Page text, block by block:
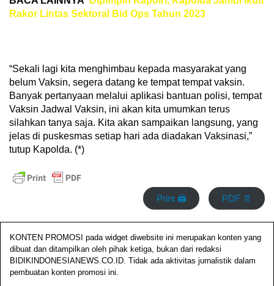
Rakor Lintas Sektoral Bid Ops Tahun 2023
“Sekali lagi kita menghimbau kepada masyarakat yang
belum Vaksin, segera datang ke tempat tempat vaksin.
Banyak pertanyaan melalui aplikasi bantuan polisi, tempat
Vaksin Jadwal Vaksin, ini akan kita umumkan terus
silahkan tanya saja. Kita akan sampaikan langsung, yang
jelas di puskesmas setiap hari ada diadakan Vaksinasi,”
tutup Kapolda. (*)
Print 🖨 PDF 📄
KONTEN PROMOSI pada widget diwebsite ini merupakan konten yang
dibuat dan ditampilkan oleh pihak ketiga, bukan dari redaksi
BIDIKINDONESIANEWS.CO.ID. Tidak ada aktivitas jurnalistik dalam
pembuatan konten promosi ini.